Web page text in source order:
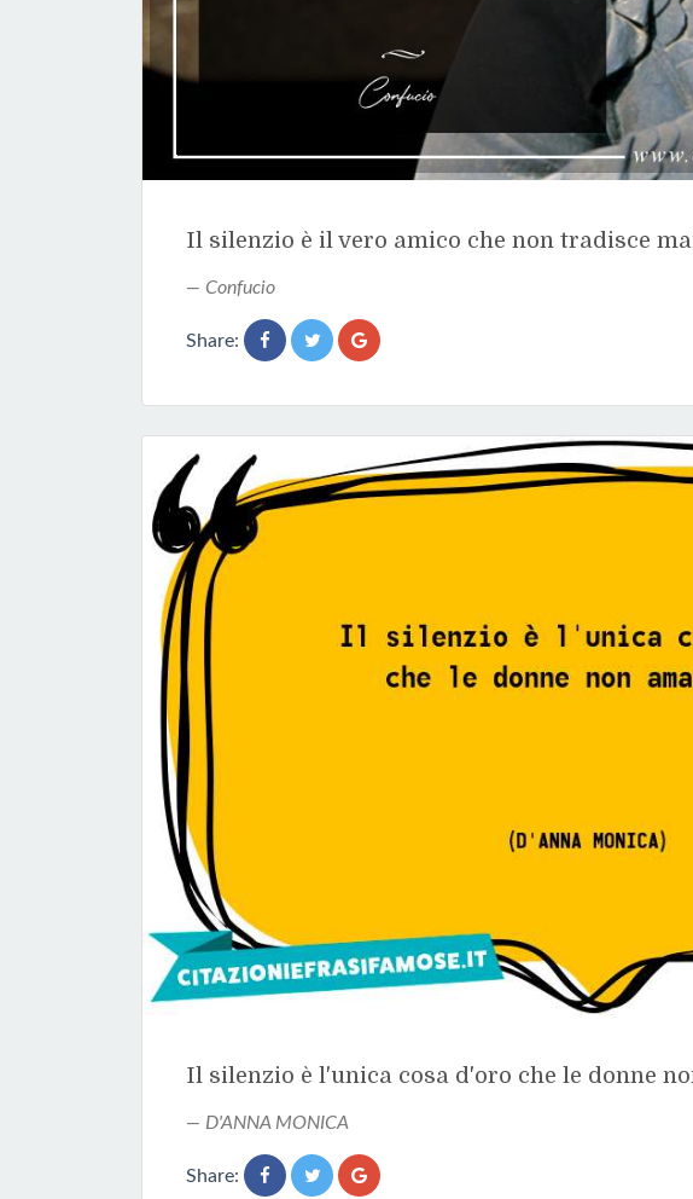
Il silenzio è il vero amico che non tradisce
Confucio
Share:
Il silenzio è l'unica cosa d'oro che le donne
D'ANNA MONICA
Share: